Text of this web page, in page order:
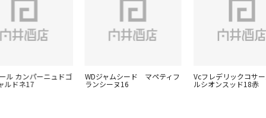
ル カンパーニュドゴ
ルドネ17
WDジャムシード マペティフ
ランシーヌ16
Vcフレデリックコサ
ルシオンスッド18赤